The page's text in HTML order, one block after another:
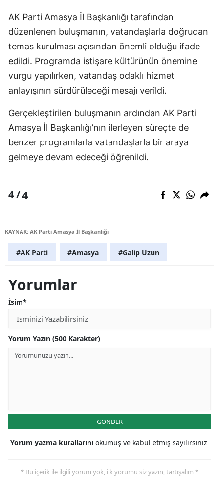
AK Parti Amasya İl Başkanlığı tarafından
düzenlenen buluşmanın, vatandaşlarla doğrudan
temas kurulması açısından önemli olduğu ifade
edildi. Programda istişare kültürünün önemine
vurgu yapılırken, vatandaş odaklı hizmet
anlayışının sürdürüleceği mesajı verildi.
Gerçekleştirilen buluşmanın ardından AK Parti
Amasya İl Başkanlığı’nın ilerleyen süreçte de
benzer programlarla vatandaşlarla bir araya
gelmeye devam edeceği öğrenildi.
4 /4
KAYNAK: AK Parti Amasya İl Başkanlığı
#AK Parti #Amasya #Galip Uzun
Yorumlar
İsim*
Yorum Yazın (500 Karakter)
GÖNDER
Yorum yazma kurallarını okumuş ve kabul etmiş sayılırsınız
* Bu içerik ile ilgili yorum yok, ilk yorumu siz yazın, tartışalım *